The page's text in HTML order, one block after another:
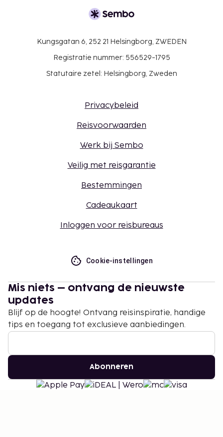
Kungsgatan 6, 252 21 Helsingborg, ZWEDEN
Registratie nummer: 556529-1795
Statutaire zetel: Helsingborg, Zweden
Privacybeleid
Reisvoorwaarden
Werk bij Sembo
Veilig met reisgarantie
Bestemmingen
Cadeaukaart
Inloggen voor reisbureaus
Cookie-instellingen
Mis niets – ontvang de nieuwste
updates
Blijf op de hoogte! Ontvang reisinspiratie, handige
tips en toegang tot exclusieve aanbiedingen.
Abonneren